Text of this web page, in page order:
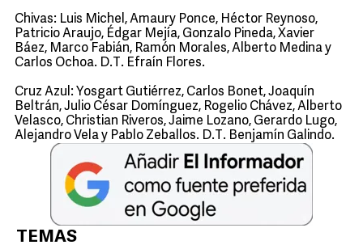
Chivas: Luis Michel, Amaury Ponce, Héctor Reynoso,
Patricio Araujo, Édgar Mejía, Gonzalo Pineda, Xavier
Báez, Marco Fabián, Ramón Morales, Alberto Medina y
Carlos Ochoa. D.T. Efraín Flores.
Cruz Azul: Yosgart Gutiérrez, Carlos Bonet, Joaquín
Beltrán, Julio César Domínguez, Rogelio Chávez, Alberto
Velasco, Christian Riveros, Jaime Lozano, Gerardo Lugo,
Alejandro Vela y Pablo Zeballos. D.T. Benjamín Galindo.
TEMAS